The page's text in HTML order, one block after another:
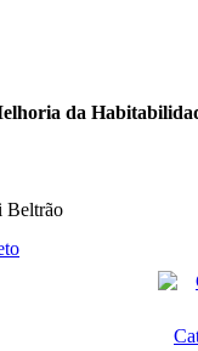
da
Beltrão